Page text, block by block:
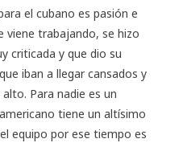
el cubano es pasión e
viene trabajando, se hizo
criticada y que dio su
iban a llegar cansados y
Para nadie es un
tiene un altísimo
equipo por ese tiempo es